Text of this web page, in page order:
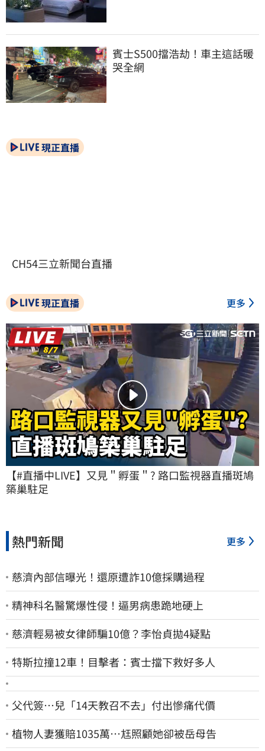
賓士S500擋浩劫！車主這話暖
哭全網
現正直播
CH54三立新聞台直播
現正直播 更多
【#直播中LIVE】又見＂孵蛋＂? 路口監視器直播斑鳩
築巢駐足
熱門新聞 更多
慈濟內部信曝光！還原遭詐10億採購過程
精神科名醫驚爆性侵！逼男病患跪地硬上
慈濟輕易被女律師騙10億？李怡貞拋4疑點
特斯拉撞12車！目擊者：賓士擋下救好多人
父代簽…兒「14天教召不去」付出慘痛代價
植物人妻獲賠1035萬…尪照顧她卻被岳母告